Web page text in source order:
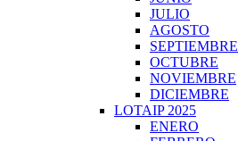
JULIO
AGOSTO
SEPTIEMBRE
OCTUBRE
NOVIEMBRE
DICIEMBRE
LOTAIP 2025
ENERO